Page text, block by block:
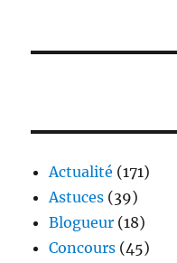
Actualité (171)
Astuces (39)
Blogueur (18)
Concours (45)